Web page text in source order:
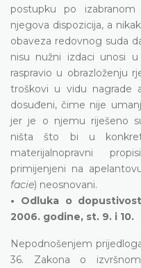
postupku po
njegova dispozicija, a
obaveza redovnog suda
nisu nužni izdaci unosi
raspravio u obrazloženju
troškovi u vidu nagrade
dosuđeni, čime nije
jer je o njemu riješeno
ništa što bi u
materijalnopravni
primijenjeni na
facie) neosnovani.
• Odluka o
2006. godine, st. 9. i 10.
Nepodnošenjem
36. Zakona o